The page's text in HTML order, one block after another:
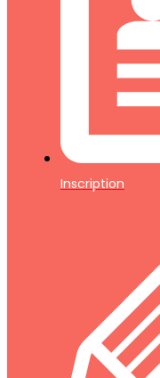
Inscription